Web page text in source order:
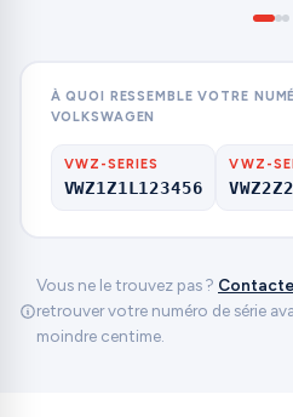
À QUOI RESSEMBLE VOTRE
VOLKSWAGEN
VWZ-SERIES
VWZ1Z1L123456
VWZ-
Vous ne le trouvez pas ?
retrouver votre numéro de série
moindre centime.